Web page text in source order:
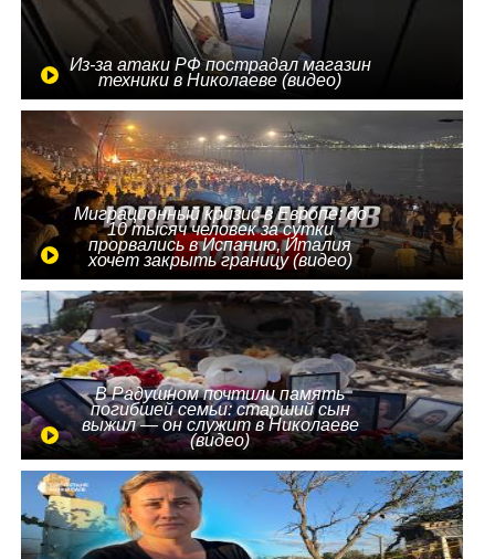
Из-за атаки РФ пострадал магазин
техники в Николаеве (видео)
Миграционный кризис в Европе: до
10 тысяч человек за сутки
прорвались в Испанию, Италия
хочет закрыть границу (видео)
В Радушном почтили память
погибшей семьи: старший сын
выжил — он служит в Николаеве
(видео)